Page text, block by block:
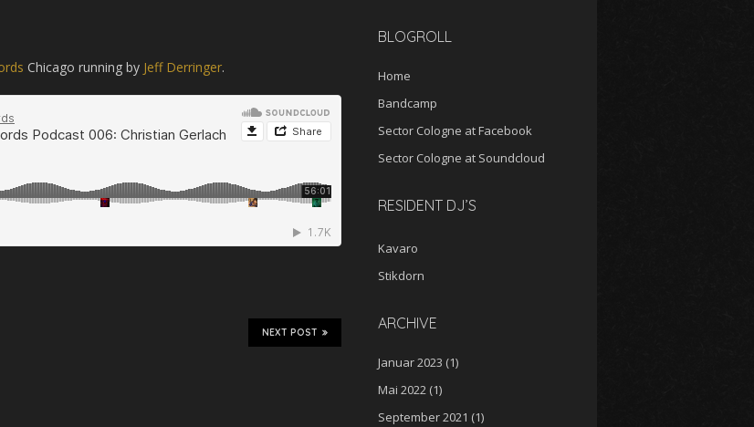
Chicago running by Jeff Derringer.
NEXT POST
BLOGROLL
Home
Bandcamp
Sector Cologne at Facebook
Sector Cologne at Soundcloud
RESIDENT DJ’S
Kavaro
Stikdorn
ARCHIVE
Januar 2023 (1)
Mai 2022 (1)
September 2021 (1)